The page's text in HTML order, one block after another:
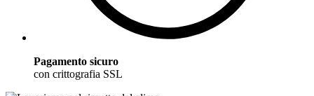
Pagamento sicuro
con crittografia SSL